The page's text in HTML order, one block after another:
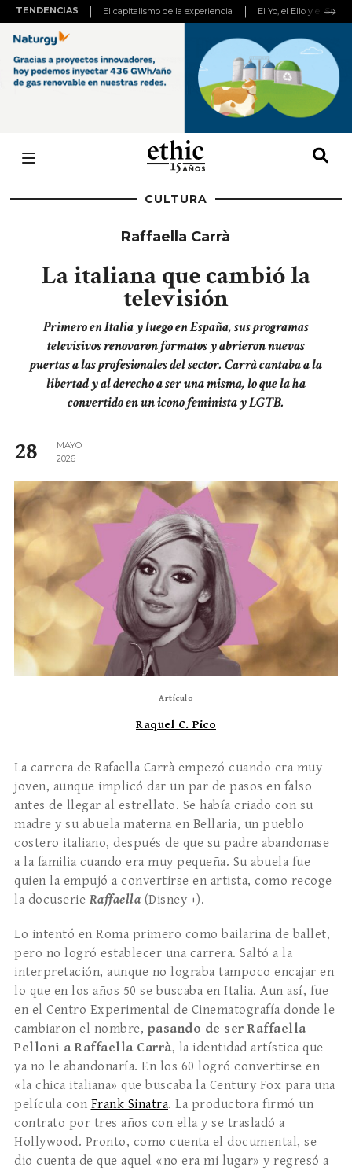
TENDENCIAS El capitalismo de la experiencia El Yo, el Ello y el
CULTURA
Raffaella Carrà
La italiana que cambió la
televisión
Primero en Italia y luego en España, sus programas
televisivos renovaron formatos y abrieron nuevas
puertas a las profesionales del sector. Carrà cantaba a la
libertad y al derecho a ser una misma, lo que la ha
convertido en un icono feminista y LGTB.
28
MAYO
2026
Artículo
Raquel C. Pico
La carrera de Rafaella Carrà empezó cuando era muy
joven, aunque implicó dar un par de pasos en falso
antes de llegar al estrellato. Se había criado con su
madre y su abuela materna en Bellaria, un pueblo
costero italiano, después de que su padre abandonase
a la familia cuando era muy pequeña. Su abuela fue
quien la empujó a convertirse en artista, como recoge
la docuserie Raffaella (Disney +).
Lo intentó en Roma primero como bailarina de ballet,
pero no logró establecer una carrera. Saltó a la
interpretación, aunque no lograba tampoco encajar en
lo que en los años 50 se buscaba en Italia. Aun así, fue
en el Centro Experimental de Cinematografía donde le
cambiaron el nombre, pasando de ser Raffaella
Pelloni a Raffaella Carrà, la identidad artística que
ya no le abandonaría. En los 60 logró convertirse en
«la chica italiana» que buscaba la Century Fox para una
película con Frank Sinatra. La productora firmó un
contrato por tres años con ella y se trasladó a
Hollywood. Pronto, como cuenta el documental, se
dio cuenta de que aquel «no era mi lugar» y regresó a